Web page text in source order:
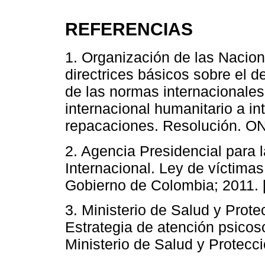
REFERENCIAS
1. Organización de las
directrices básicos sobre el
de las normas
internacional humanitario a
repacaciones. Resolución.
2. Agencia Presidencial para
Internacional. Ley de
Gobierno de Colombia;
3. Ministerio de Salud y
Estrategia de atención
Ministerio de Salud y